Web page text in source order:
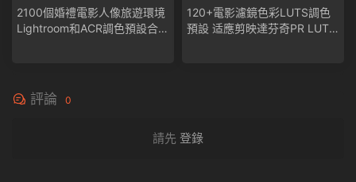
2100個婚禮電影人像旅遊環境
Lightroom和ACR調色預設合集
120+電影濾鏡色彩LUTS調色
預設 适應剪映達芬奇PR LUT
評論 0
請先 登錄